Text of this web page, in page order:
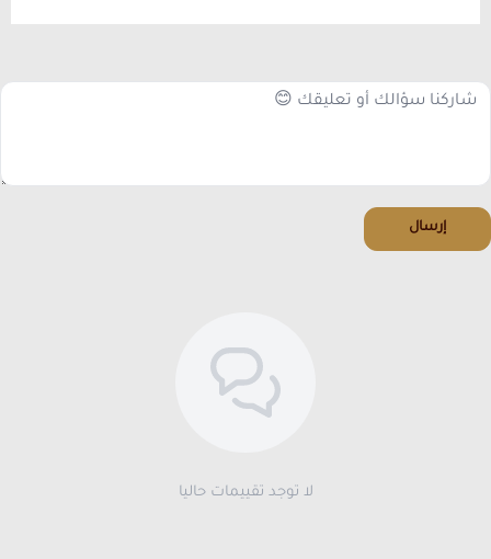
إرسال
لا توجد تقييمات حاليا